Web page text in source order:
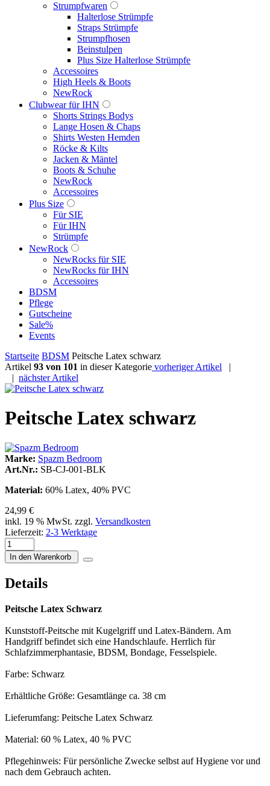
Strumpfwaren
Halterlose Strümpfe
Straps Strümpfe
Strumpfhosen
Beinstulpen
Plus Size Halterlose Strümpfe
Accessoires
High Heels & Boots
NewRock
Clubwear für IHN
Shorts Strings Bodys
Lange Hosen & Chaps
Shirts Westen Hemden
Röcke & Kilts
Jacken & Mäntel
Boots & Schuhe
NewRock
Accessoires
Plus Size
Für SIE
Für IHN
Strümpfe
NewRock
NewRocks für SIE
NewRocks für IHN
Accessoires
BDSM
Pflege
Gutscheine
Sale%
Events
Startseite BDSM Peitsche Latex schwarz
Artikel 93 von 101 in dieser Kategorie vorheriger Artikel |
| nächster Artikel
Peitsche Latex schwarz
Marke: Spazm Bedroom
Art.Nr.: SB-CJ-001-BLK
Material: 60% Latex, 40% PVC
24,99 €
inkl. 19 % MwSt. zzgl. Versandkosten
Lieferzeit: 2-3 Werktage
In den Warenkorb
Details
Peitsche Latex Schwarz
Kunststoff-Peitsche mit Kugelgriff und Latex-Bändern. Am
Handgriff befindet sich eine Handschlaufe. Herrlich für
Schlafzimmerphantasie, BDSM, Bondage, Fesselspiele.
Farbe: Schwarz
Erhältliche Größe: Gesamtlänge ca. 38 cm
Lieferumfang: Peitsche Latex Schwarz
Material: 60 % Latex, 40 % PVC
Pflegehinweis: Für persönliche Zwecke selbst auf Hygiene vor und
nach dem Gebrauch achten.